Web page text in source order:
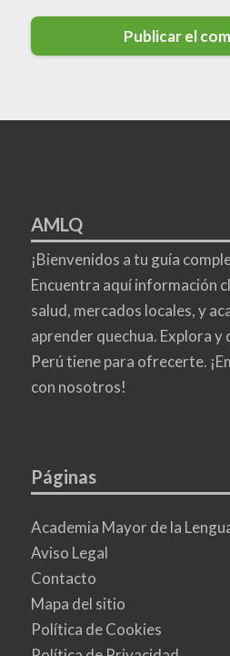
AMLQ
¡Bienvenidos a tu guía
Encuentra aquí información
salud, mercados locales, y
aprender quechua. Explora
Perú tiene para ofrecerte.
con nosotros!
Páginas
Academia Mayor de la
Aviso Legal
Contacto
Mapa del sitio
Política de Cookies